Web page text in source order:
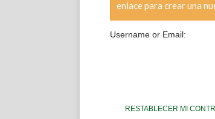
enlace para crear una
Username or Email: